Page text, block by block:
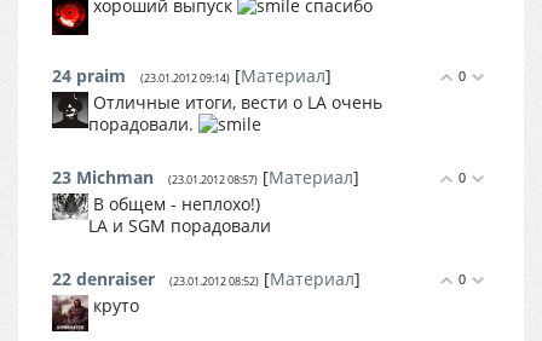
хороший выпуск
спасибо
0
24 praim (23.01.2012 09:14) [Материал]
Отличные итоги, вести о LA очень
порадовали.
0
23 Michman (23.01.2012 08:57) [Материал]
В общем - неплохо!)
LA и SGM порадовали
0
22 denraiser (23.01.2012 08:52) [Материал]
круто